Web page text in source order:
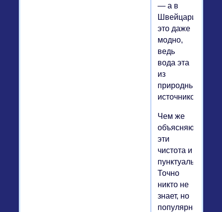
— а в
Швейцарии
это даже
модно,
ведь
вода эта
из
природных
источников.
Чем же
объясняются
эти
чистота и
пунктуальность?
Точно
никто не
знает, но
популярная